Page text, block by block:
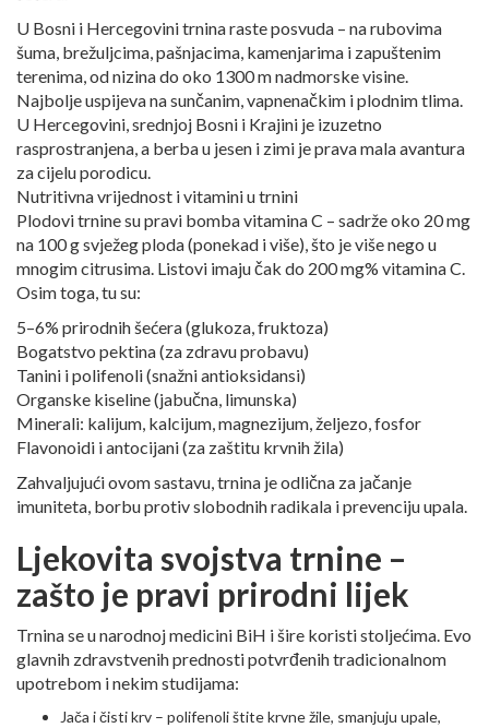
U Bosni i Hercegovini trnina raste posvuda – na rubovima
šuma, brežuljcima, pašnjacima, kamenjarima i zapuštenim
terenima, od nizina do oko 1300 m nadmorske visine.
Najbolje uspijeva na sunčanim, vapnenačkim i plodnim tlima.
U Hercegovini, srednjoj Bosni i Krajini je izuzetno
rasprostranjena, a berba u jesen i zimi je prava mala avantura
za cijelu porodicu.
Nutritivna vrijednost i vitamini u trnini
Plodovi trnine su pravi bomba vitamina C – sadrže oko 20 mg
na 100 g svježeg ploda (ponekad i više), što je više nego u
mnogim citrusima. Listovi imaju čak do 200 mg% vitamina C.
Osim toga, tu su:
5–6% prirodnih šećera (glukoza, fruktoza)
Bogatstvo pektina (za zdravu probavu)
Tanini i polifenoli (snažni antioksidansi)
Organske kiseline (jabučna, limunska)
Minerali: kalijum, kalcijum, magnezijum, željezo, fosfor
Flavonoidi i antocijani (za zaštitu krvnih žila)
Zahvaljujući ovom sastavu, trnina je odlična za jačanje
imuniteta, borbu protiv slobodnih radikala i prevenciju upala.
Ljekovita svojstva trnine –
zašto je pravi prirodni lijek
Trnina se u narodnoj medicini BiH i šire koristi stoljećima. Evo
glavnih zdravstvenih prednosti potvrđenih tradicionalnom
upotrebom i nekim studijama:
Jača i čisti krv – polifenoli štite krvne žile, smanjuju upale,